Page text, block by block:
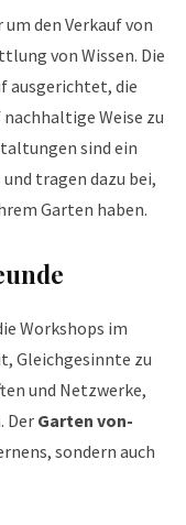
den Verkauf von
von Wissen. Die
ausgerichtet, die
Weise zu
sind ein
tragen dazu bei,
Garten haben.
Workshops im
Gleichgesinnte zu
und Netzwerke,
Der Garten von-
sondern auch